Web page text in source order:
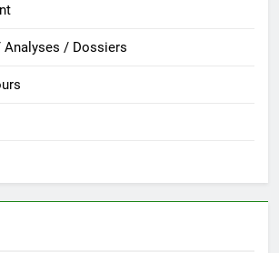
Analyses / Dossiers